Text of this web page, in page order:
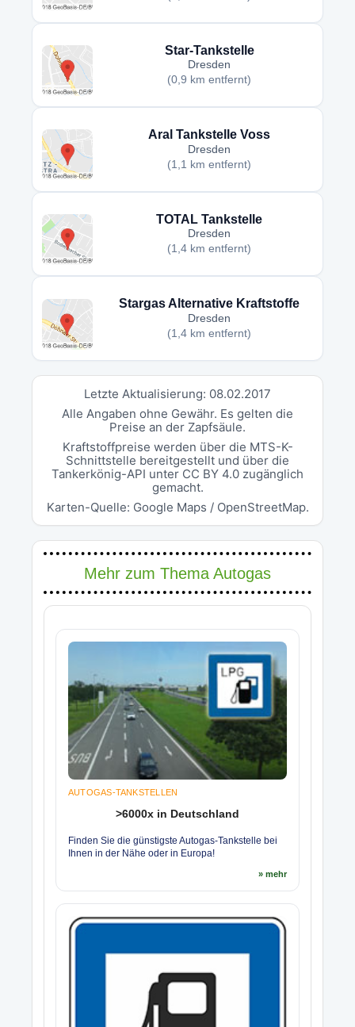
Star-Tankstelle
Dresden
(0,9 km entfernt)
Aral Tankstelle Voss
Dresden
(1,1 km entfernt)
TOTAL Tankstelle
Dresden
(1,4 km entfernt)
Stargas Alternative Kraftstoffe
Dresden
(1,4 km entfernt)
Letzte Aktualisierung: 08.02.2017
Alle Angaben ohne Gewähr. Es gelten die
Preise an der Zapfsäule.
Kraftstoffpreise werden über die MTS-K-
Schnittstelle bereitgestellt und über die
Tankerkönig-API unter CC BY 4.0 zugänglich
gemacht.
Karten-Quelle: Google Maps / OpenStreetMap.
Mehr zum Thema Autogas
AUTOGAS-TANKSTELLEN
>6000x in Deutschland
Finden Sie die günstigste Autogas-Tankstelle bei
Ihnen in der Nähe oder in Europa!
» mehr